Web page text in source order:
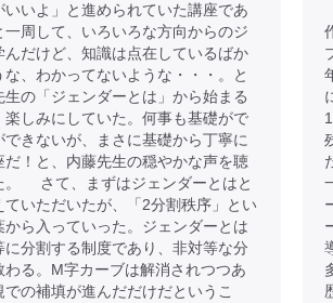
いいよ」と進められていた講座であ
一周して、いろいろな方向からのジ
んだけど、知識は点在しているばか
な、わかってないような・・・。と
の「ジェンダーとは」から始まる
しみにしていた。何事も基礎がで
できないが、まさに基礎から丁寧に
！と、内藤先生の穏やかな声を聴
。 さて、まずはジェンダーとはと
ていただいたが、「2分割秩序」とい
から入っていった。ジェンダーとは
分割する制度であり、非対等な分
る。M字カーブは解消されつつあ
の補填が進んだだけだというこ